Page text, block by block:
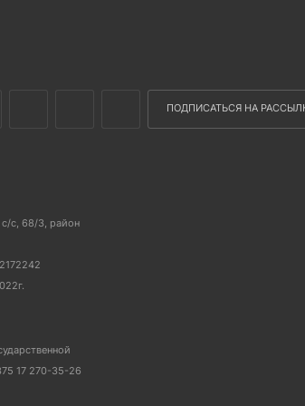
ПОДПИСАТЬСЯ НА
с, 68/3, район
17 270-35-26